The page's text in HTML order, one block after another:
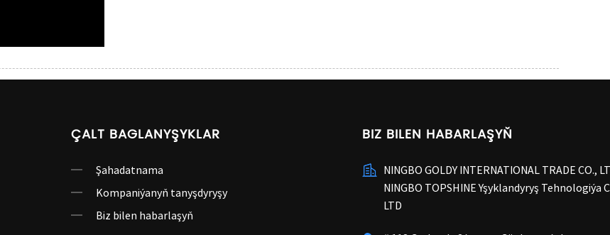
ÇALT BAGLANYŞYKLAR
Şahadatnama
Kompaniýanyň tanyşdyryşy
Biz bilen habarlaşyň
BIZ BILEN HABARLAŞYŇ
NINGBO GOLDY INTERNATIONAL TRADE CO.,
NINGBO TOPSHINE Yşyklandyryş Tehnologiýa
LTD